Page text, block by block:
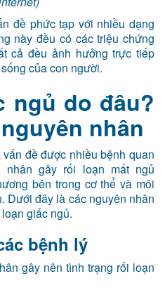
đề phức tạp với nhiều dạng
này đều có các triệu chứng
cả đều ảnh hưởng trực tiếp
của con người.
ngủ do đâu?
nhân
đề được nhiều bệnh quan
nhân gây rối loạn mất ngủ
bên trong cơ thể và môi
Dưới đây là các nguyên nhân
giấc ngủ.
bệnh lý
gây nên tình trạng rối loạn